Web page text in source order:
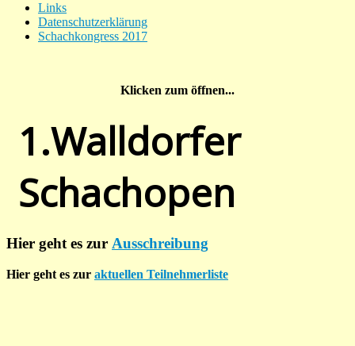
Links
Datenschutzerklärung
Schachkongress 2017
Klicken zum öffnen...
1.Walldorfer
Schachopen
Hier geht es zur Ausschreibung
Hier geht es zur aktuellen Teilnehmerliste